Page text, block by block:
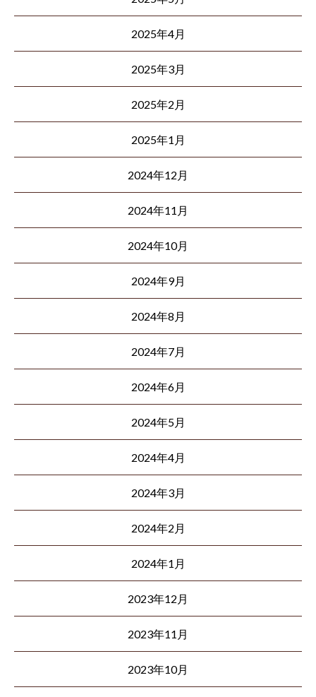
2025年4月
2025年3月
2025年2月
2025年1月
2024年12月
2024年11月
2024年10月
2024年9月
2024年8月
2024年7月
2024年6月
2024年5月
2024年4月
2024年3月
2024年2月
2024年1月
2023年12月
2023年11月
2023年10月